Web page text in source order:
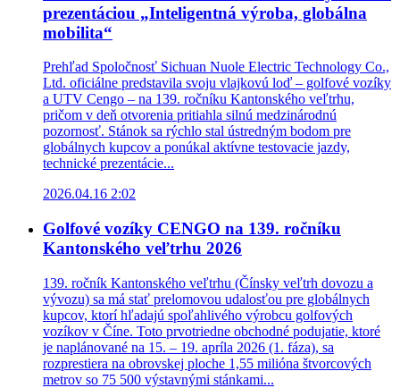
prezentáciou „Inteligentná výroba, globálna
mobilita“
Prehľad Spoločnosť Sichuan Nuole Electric Technology Co.,
Ltd. oficiálne predstavila svoju vlajkovú loď – golfové vozíky
a UTV Cengo – na 139. ročníku Kantonského veľtrhu,
pričom v deň otvorenia pritiahla silnú medzinárodnú
pozornosť. Stánok sa rýchlo stal ústredným bodom pre
globálnych kupcov a ponúkal aktívne testovacie jazdy,
technické prezentácie...
2026.04.16 2:02
Golfové vozíky CENGO na 139. ročníku
Kantonského veľtrhu 2026
139. ročník Kantonského veľtrhu (Čínsky veľtrh dovozu a
vývozu) sa má stať prelomovou udalosťou pre globálnych
kupcov, ktorí hľadajú spoľahlivého výrobcu golfových
vozíkov v Číne. Toto prvotriedne obchodné podujatie, ktoré
je naplánované na 15. – 19. apríla 2026 (1. fáza), sa
rozprestiera na obrovskej ploche 1,55 milióna štvorcových
metrov so 75 500 výstavnými stánkami...